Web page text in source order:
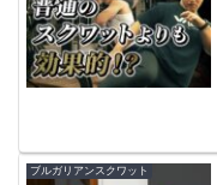
ブルガリアンスクワット